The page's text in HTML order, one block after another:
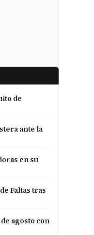
de
ante la
en su
Faltas tras
agosto con